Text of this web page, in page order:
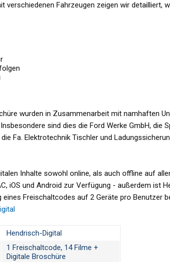
verschiedenen Fahrzeugen zeigen wir
wurden in Zusammenarbeit mit namhaften
sind dies die Ford Werke GmbH, die
Fa. Elektrotechnik Tischler und
Inhalte sowohl online, als auch offline auf
iOS und Android zur Verfügung - außerdem ist
eines Freischaltcodes auf 2 Geräte pro Benutzer
Hendrisch-Digital
1 Freischaltcode, 14 Filme +
Digitale Broschüre